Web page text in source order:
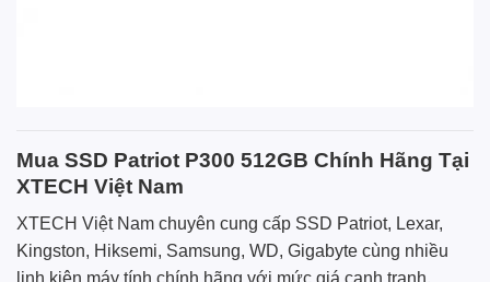
Mua SSD Patriot P300 512GB Chính Hãng Tại
XTECH Việt Nam
XTECH Việt Nam chuyên cung cấp SSD Patriot, Lexar,
Kingston, Hiksemi, Samsung, WD, Gigabyte cùng nhiều